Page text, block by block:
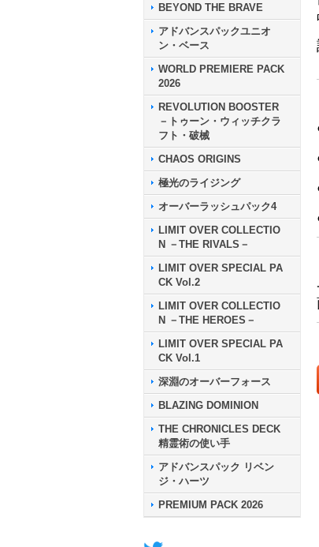
BEYOND THE BRAVE
アドバンスパックユニオ
ン・ベース
WORLD PREMIERE PACK
2026
REVOLUTION BOOSTER
－トゥーン・ウィッチクラ
フト・破械
CHAOS ORIGINS
極光のライジング
オーバーラッシュパック4
LIMIT OVER COLLECTIO
N －THE RIVALS－
LIMIT OVER SPECIAL PA
CK Vol.2
LIMIT OVER COLLECTIO
N －THE HEROES－
LIMIT OVER SPECIAL PA
CK Vol.1
深淵のオーバーフォース
BLAZING DOMINION
THE CHRONICLES DECK
精霊術の使い手
アドバンスパック リベン
ジ・ハーツ
PREMIUM PACK 2026